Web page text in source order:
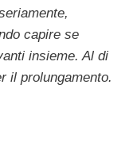
capire se
insieme. Al di
il prolungamento.